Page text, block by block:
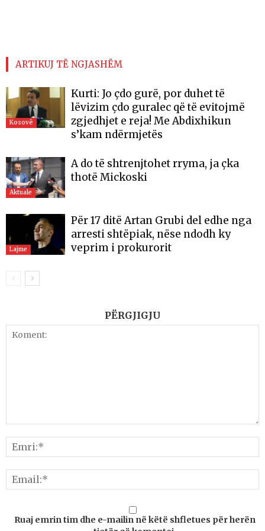
ARTIKUJ TË NGJASHËM
Kosovë
Kurti: Jo çdo gurë, por duhet të
lëvizim çdo guralec që të evitojmë
zgjedhjet e reja! Me Abdixhikun
s’kam ndërmjetës
Aktuale
A do të shtrenjtohet rryma, ja çka
thotë Mickoski
Lajme
Për 17 ditë Artan Grubi del edhe nga
arresti shtëpiak, nëse ndodh ky
veprim i prokurorit
PËRGJIGJU
Ruaj emrin tim dhe e-mailin në këtë shfletues për herën